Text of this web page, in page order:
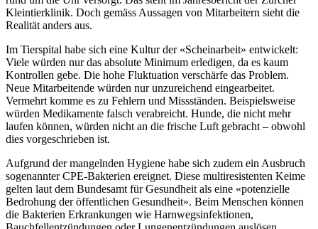
Kleintierklinik. Doch gemäss Aussagen von Mitarbeitern sieht die
Realität anders aus.
Im Tierspital habe sich eine Kultur der «Scheinarbeit» entwickelt:
Viele würden nur das absolute Minimum erledigen, da es kaum
Kontrollen gebe. Die hohe Fluktuation verschärfe das Problem.
Neue Mitarbeitende würden nur unzureichend eingearbeitet.
Vermehrt komme es zu Fehlern und Missständen. Beispielsweise
würden Medikamente falsch verabreicht. Hunde, die nicht mehr
laufen können, würden nicht an die frische Luft gebracht – obwohl
dies vorgeschrieben ist.
Aufgrund der mangelnden Hygiene habe sich zudem ein Ausbruch
sogenannter CPE-Bakterien ereignet. Diese multiresistenten Keime
gelten laut dem Bundesamt für Gesundheit als eine «potenzielle
Bedrohung der öffentlichen Gesundheit». Beim Menschen können
die Bakterien Erkrankungen wie Harnwegsinfektionen,